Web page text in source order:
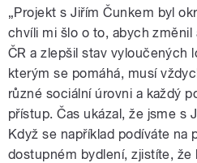
„Projekt s Jiřím Čunkem byl
chvíli mi šlo o to, abych změnil
ČR a zlepšil stav vyloučených
kterým se pomáhá, musí
různé sociální úrovni a každý
přístup. Čas ukázal, že jsme s
Když se například podíváte na
dostupném bydlení, zjistíte, že